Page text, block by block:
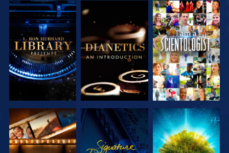
VERKEN DE
SERIE
VERKEN DE
SERIE
KIJK
VERKEN DE
SERIE
KIJK
VERKEN DE
SERIE